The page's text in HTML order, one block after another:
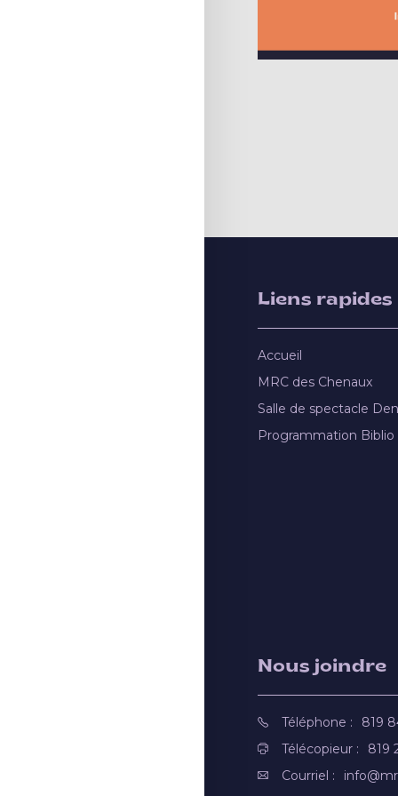
Liens rapides
Accueil
MRC des Chenaux
Salle de spectacle
Programmation Biblio
Nous joindre
Téléphone :
819
Télécopieur :
819
Courriel :